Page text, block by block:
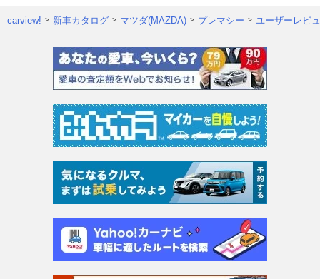
carview! 新車カタログ マツダ(MAZDA) プレマシー ユーザーレビ